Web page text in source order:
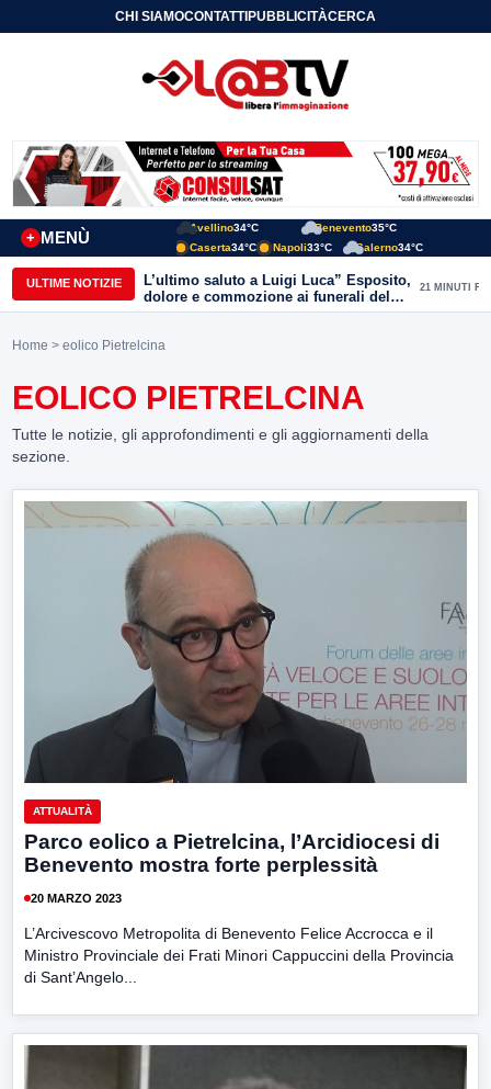
CHI SIAMOCONTATTIPUBBLICITÀCERCA
MENÙ
+
Avellino34°C Benevento35°C
Caserta34°C Napoli33°C Salerno34°C
ULTIME NOTIZIE
L’ultimo saluto a Luigi Luca” Esposito,
dolore e commozione ai funerali del
giornalista ucciso
21 MINUTI FA
Home > eolico Pietrelcina
EOLICO PIETRELCINA
Tutte le notizie, gli approfondimenti e gli aggiornamenti della
sezione.
ATTUALITÀ
Parco eolico a Pietrelcina, l’Arcidiocesi di
Benevento mostra forte perplessità
20 MARZO 2023
L’Arcivescovo Metropolita di Benevento Felice Accrocca e il
Ministro Provinciale dei Frati Minori Cappuccini della Provincia
di Sant’Angelo...